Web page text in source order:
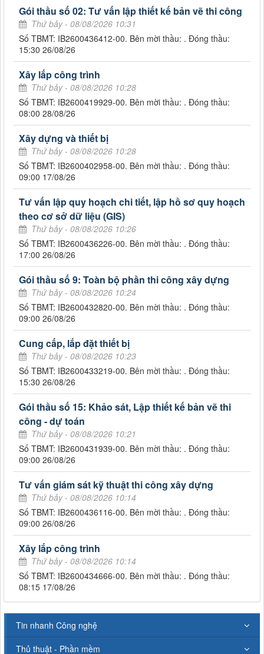
Gói thầu số 02: Tư vấn lập thiết kế bản vẽ thi công
Thứ bảy - 08/08/2026 10:31
Số TBMT: IB2600436412-00. Bên mời thầu: . Đóng thầu:
15:30 26/08/26
Xây lắp công trình
Thứ bảy - 08/08/2026 10:28
Số TBMT: IB2600419929-00. Bên mời thầu: . Đóng thầu:
08:00 28/08/26
Xây dựng và thiết bị
Thứ bảy - 08/08/2026 10:28
Số TBMT: IB2600402958-00. Bên mời thầu: . Đóng thầu:
09:00 17/08/26
Tư vấn lập quy hoạch chi tiết, lập hồ sơ quy hoạch
theo cơ sở dữ liệu (GIS)
Thứ bảy - 08/08/2026 10:26
Số TBMT: IB2600436226-00. Bên mời thầu: . Đóng thầu:
17:00 26/08/26
Gói thầu số 9: Toàn bộ phần thi công xây dựng
Thứ bảy - 08/08/2026 10:24
Số TBMT: IB2600432820-00. Bên mời thầu: . Đóng thầu:
09:00 26/08/26
Cung cấp, lắp đặt thiết bị
Thứ bảy - 08/08/2026 10:23
Số TBMT: IB2600433219-00. Bên mời thầu: . Đóng thầu:
15:30 26/08/26
Gói thầu số 15: Khảo sát, Lập thiết kế bản vẽ thi
công - dự toán
Thứ bảy - 08/08/2026 10:21
Số TBMT: IB2600431939-00. Bên mời thầu: . Đóng thầu:
09:00 26/08/26
Tư vấn giám sát kỹ thuật thi công xây dựng
Thứ bảy - 08/08/2026 10:14
Số TBMT: IB2600436116-00. Bên mời thầu: . Đóng thầu:
09:00 26/08/26
Xây lắp công trình
Thứ bảy - 08/08/2026 10:14
Số TBMT: IB2600434666-00. Bên mời thầu: . Đóng thầu:
08:15 17/08/26
Tin nhanh Công nghệ
Thủ thuật - Phần mềm